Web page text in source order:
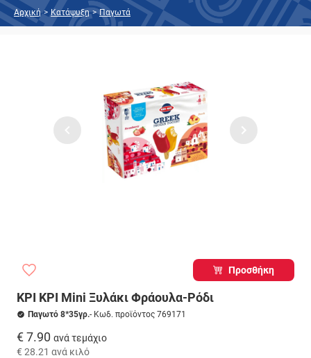
Αρχική > Κατάψυξη > Παγωτά
Προσθήκη
ΚΡΙ ΚΡΙ Mini Ξυλάκι Φράουλα-Ρόδι
Παγωτό 8*35γρ.- Κωδ. προϊόντος 769171
€ 7.90 ανά τεμάχιο
€ 28.21 ανά κιλό